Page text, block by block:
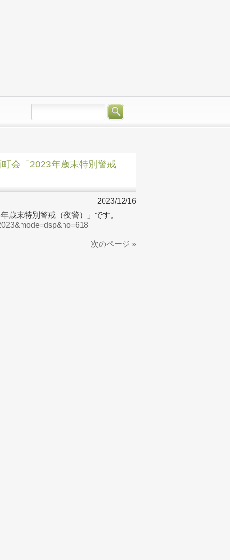
会「2023年歳末特別警戒
2023/12/16
歳末特別警戒（夜警）」です。
次のページ »